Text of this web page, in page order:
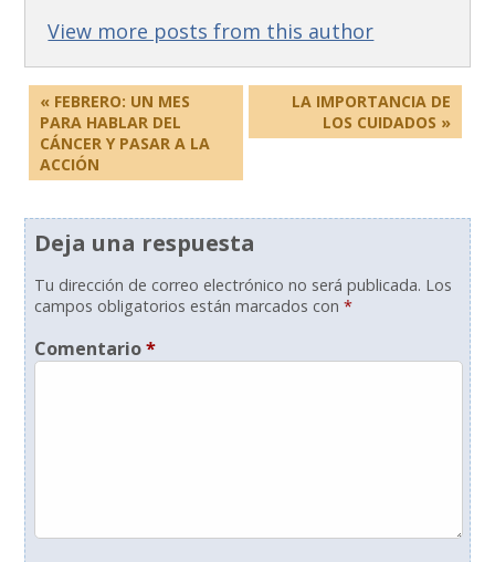
View more posts from this author
« FEBRERO: UN MES
PARA HABLAR DEL
CÁNCER Y PASAR A LA
ACCIÓN
LA IMPORTANCIA DE
LOS CUIDADOS »
Deja una respuesta
Tu dirección de correo electrónico no será publicada. Los
campos obligatorios están marcados con*
Comentario*